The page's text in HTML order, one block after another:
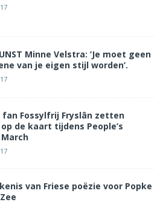
Minne Velstra: ‘Je moet geen
van je eigen stijl worden’.
fan Fossylfrij Fryslân zetten
de kaart tijdens People’s
van Friese poëzie voor Popke